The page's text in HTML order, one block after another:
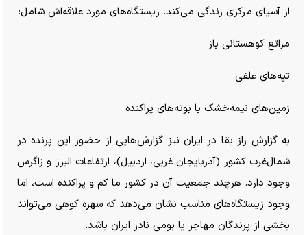
از آسیای مرکزی زندگی می‌کند. زیستگاه‌های مورد علاقه‌اش شامل:
مراتع کوهستانی باز
تپه‌های علفی
زمین‌های نیمه‌خشک با بوته‌های پراکنده
به گزارش راز بقا در ایران نیز گزارش‌هایی از حضور این پرنده در
شمال‌غرب کشور (آذربایجان غربی، اردبیل)، ارتفاعات البرز و زاگرس
وجود دارد. هرچند جمعیت آن در کشور ما کم و پراکنده است، اما
وجود زیستگاه‌های مناسب نشان می‌دهد که سهره کوهی می‌تواند
بخشی از پرندگان مهاجر یا بومی نادر ایران باشد.